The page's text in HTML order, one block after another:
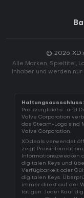
© 2026
Alle Marken, Spieltitel,
Inhaber und werden
Haftungsausschluss:
Preisvergleichs- und
Valve Corporation
das Steam-Logo sind
Valve Corporation.
XD.deals verwendet
zeigt
Informationszwecken
digitalen Keys und
Verfügbarkeit oder
digitalen Keys.
immer direkt auf der
tätigen. Jeder Kauf